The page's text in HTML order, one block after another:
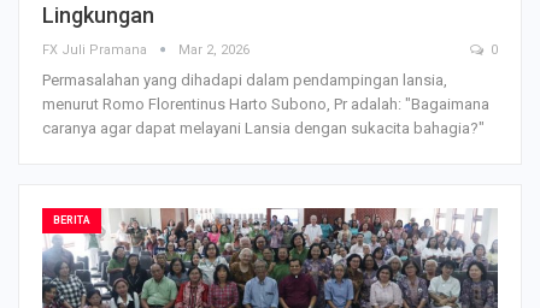
Lingkungan
FX Juli Pramana Mar 2, 2026 0
Permasalahan yang dihadapi dalam pendampingan lansia,
menurut Romo Florentinus Harto Subono, Pr adalah: "Bagaimana
caranya agar dapat melayani Lansia dengan sukacita bahagia?"
BERITA